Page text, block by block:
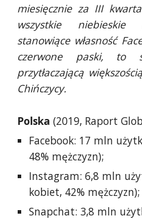
miesięcznie za III
wszystkie
stanowiące własność
czerwone paski, to
przytłaczającą
Chińczycy.
Polska (2019, Raport
Facebook: 17 mln
48% mężczyzn);
Instagram: 6,8 mln
kobiet, 42% mężczyzn);
Snapchat: 3,8 mln